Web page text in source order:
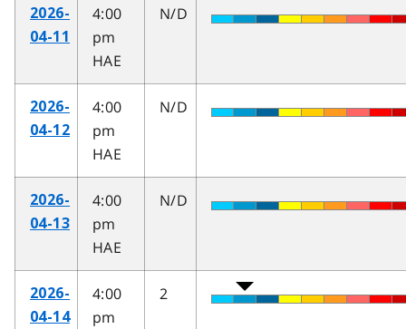
2026-
04-11
4:00
pm
HAE
N/D
2026-
04-12
4:00
pm
HAE
N/D
2026-
04-13
4:00
pm
HAE
N/D
2026-
04-14
4:00
pm
2